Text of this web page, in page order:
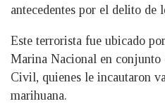
antecedentes por el delito de
Este terrorista fue ubicado
Marina Nacional en
Civil, quienes le incautaron
marihuana.